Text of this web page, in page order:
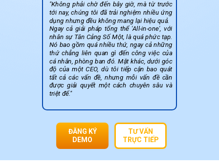
"Không phải chờ đến bây giờ, mà từ trước
tới nay, chúng tôi đã trải nghiệm nhiều ứng
dụng nhưng đều không mang lại hiệu quả.
Ngay cả giải pháp tổng thể 'All-in-one', với
nhân sự Tân Cảng Số Một, là quá phức tạp.
Nó bao gồm quá nhiều thứ, ngay cả những
thứ chẳng liên quan gì đến công việc của
cá nhân, phòng ban đó. Mặt khác, dưới góc
độ của một CEO, dù tôi tiếp cận bao quát
tất cả các vấn đề, nhưng mỗi vấn đề cần
được giải quyết một cách chuyên sâu và
triệt để."
ĐĂNG KÝ
DEMO
TƯ VẤN
TRỰC TIẾP